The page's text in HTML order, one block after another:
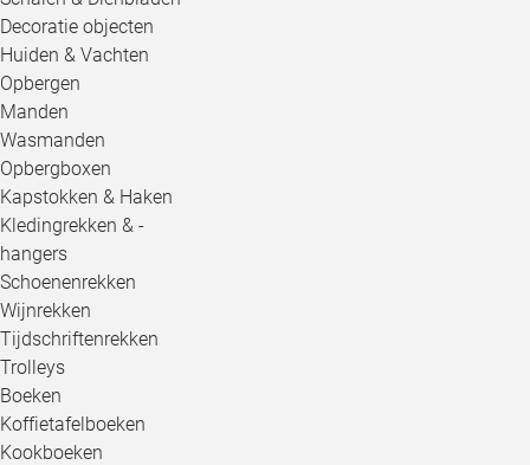
Decoratie objecten
Huiden & Vachten
Opbergen
Manden
Wasmanden
Opbergboxen
Kapstokken & Haken
Kledingrekken & -
hangers
Schoenenrekken
Wijnrekken
Tijdschriftenrekken
Trolleys
Boeken
Koffietafelboeken
Kookboeken